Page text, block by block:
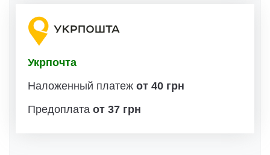
Укрпочта
Наложенный платеж от 40 грн
Предоплата от 37 грн